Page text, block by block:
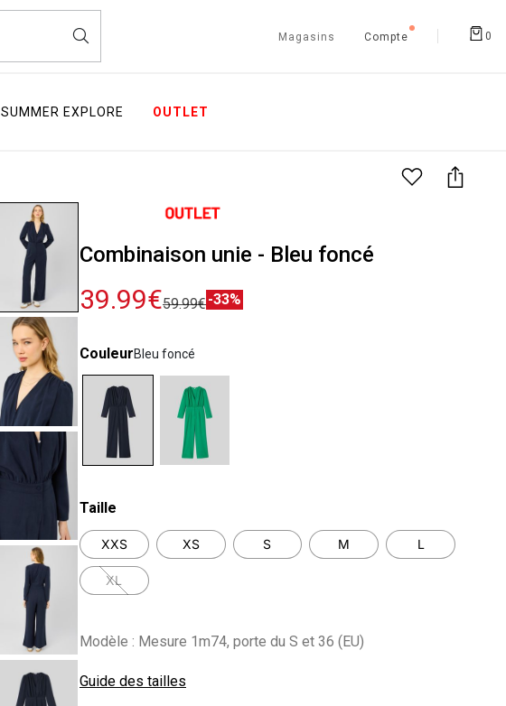
Magasins Compte 0
SUMMER EXPLORE OUTLET
Combinaison unie - Bleu foncé
39.99€59.99€-33%
CouleurBleu foncé
Taille
XXS XS S M L
XL
Modèle : Mesure 1m74, porte du S et 36 (EU)
Guide des tailles